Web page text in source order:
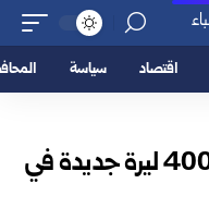
اقتصاد سياسة
‎ ‎محدث-ارتفاع سعر الذهب 400 ليرة جديدة في